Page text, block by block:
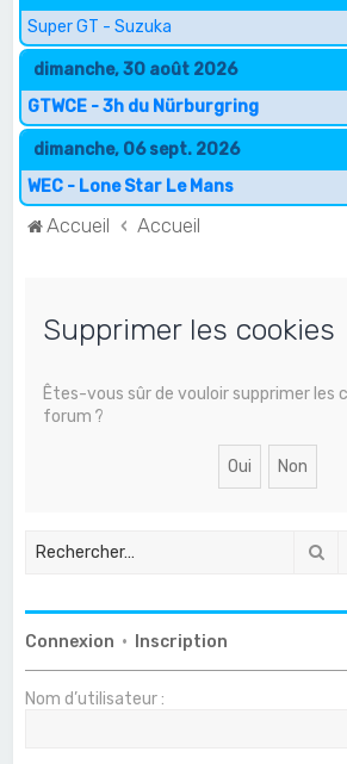
Super GT - Suzuka
dimanche, 30 août 2026
GTWCE - 3h du Nürburgring
dimanche, 06 sept. 2026
WEC - Lone Star Le Mans
Accueil Accueil
Supprimer les cookies
Êtes-vous sûr de vouloir supprimer les
forum ?
Connexion • Inscription
Nom d’utilisateur :